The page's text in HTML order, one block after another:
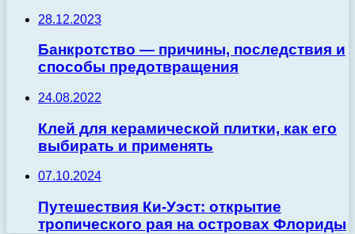
28.12.2023
Банкротство — причины, последствия и
способы предотвращения
24.08.2022
Клей для керамической плитки, как его
выбирать и применять
07.10.2024
Путешествия Ки-Уэст: открытие
тропического рая на островах Флориды